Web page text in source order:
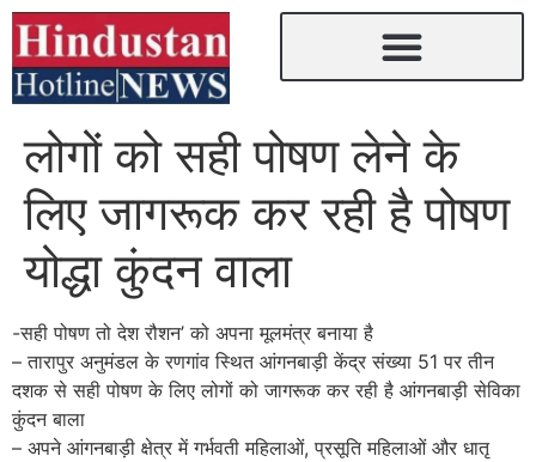
लोगों को सही पोषण लेने के
लिए जागरूक कर रही है पोषण
योद्धा कुंदन वाला
-सही पोषण तो देश रौशन’ को अपना मूलमंत्र बनाया है
– तारापुर अनुमंडल के रणगांव स्थित आंगनबाड़ी केंद्र संख्या 51 पर तीन
दशक से सही पोषण के लिए लोगों को जागरूक कर रही है आंगनबाड़ी सेविका
कुंदन बाला
– अपने आंगनबाड़ी क्षेत्र में गर्भवती महिलाओं, प्रसूति महिलाओं और धातृ